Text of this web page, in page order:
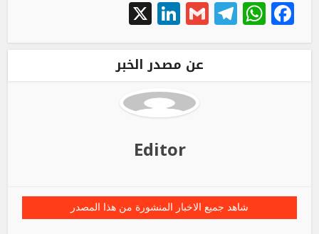
Facebook
WhatsApp
Telegram
Gmail
LinkedIn
عن مصدر الخبر
Editor
شاهد جميع الاخبار المنشورة من هذا المصدر